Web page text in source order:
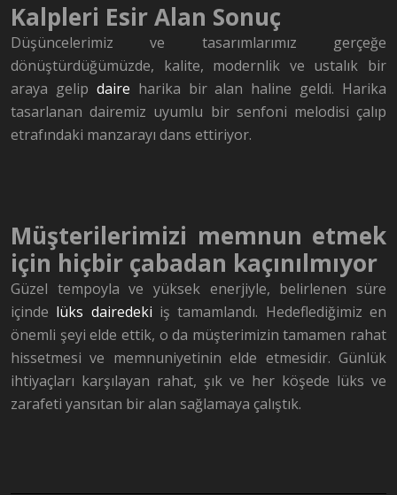
Kalpleri Esir Alan Sonuç
Düşüncelerimiz ve tasarımlarımız gerçeğe
dönüştürdüğümüzde, kalite, modernlik ve ustalık bir
araya gelip daire harika bir alan haline geldi. Harika
tasarlanan dairemiz uyumlu bir senfoni melodisi çalıp
etrafındaki manzarayı dans ettiriyor.
Müşterilerimizi memnun etmek
için hiçbir çabadan kaçınılmıyor
Güzel tempoyla ve yüksek enerjiyle, belirlenen süre
içinde lüks dairedeki iş tamamlandı. Hedeflediğimiz en
önemli şeyi elde ettik, o da müşterimizin tamamen rahat
hissetmesi ve memnuniyetinin elde etmesidir. Günlük
ihtiyaçları karşılayan rahat, şık ve her köşede lüks ve
zarafeti yansıtan bir alan sağlamaya çalıştık.